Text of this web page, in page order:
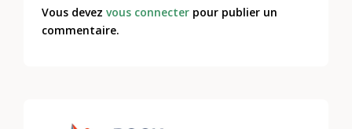
Vous devezvous connecter pour publier un
commentaire.